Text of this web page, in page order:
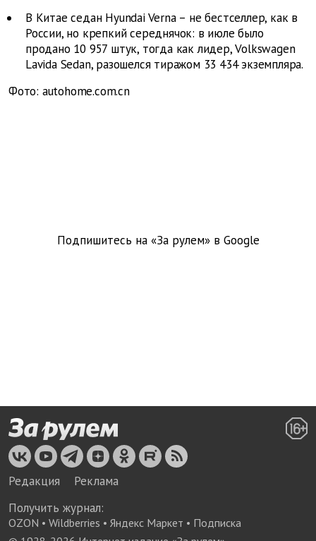
В Китае седан Hyundai Verna – не бестселлер, как в
России, но крепкий середнячок: в июле было
продано 10 957 штук, тогда как лидер, Volkswagen
Lavida Sedan, разошелся тиражом 33 434 экземпляра.
Фото: autohome.com.cn
Подпишитесь на «За рулем» в Google
Редакция
Реклама
Получить журнал:
OZON • Wildberries • Яндекс Маркет • Подписка